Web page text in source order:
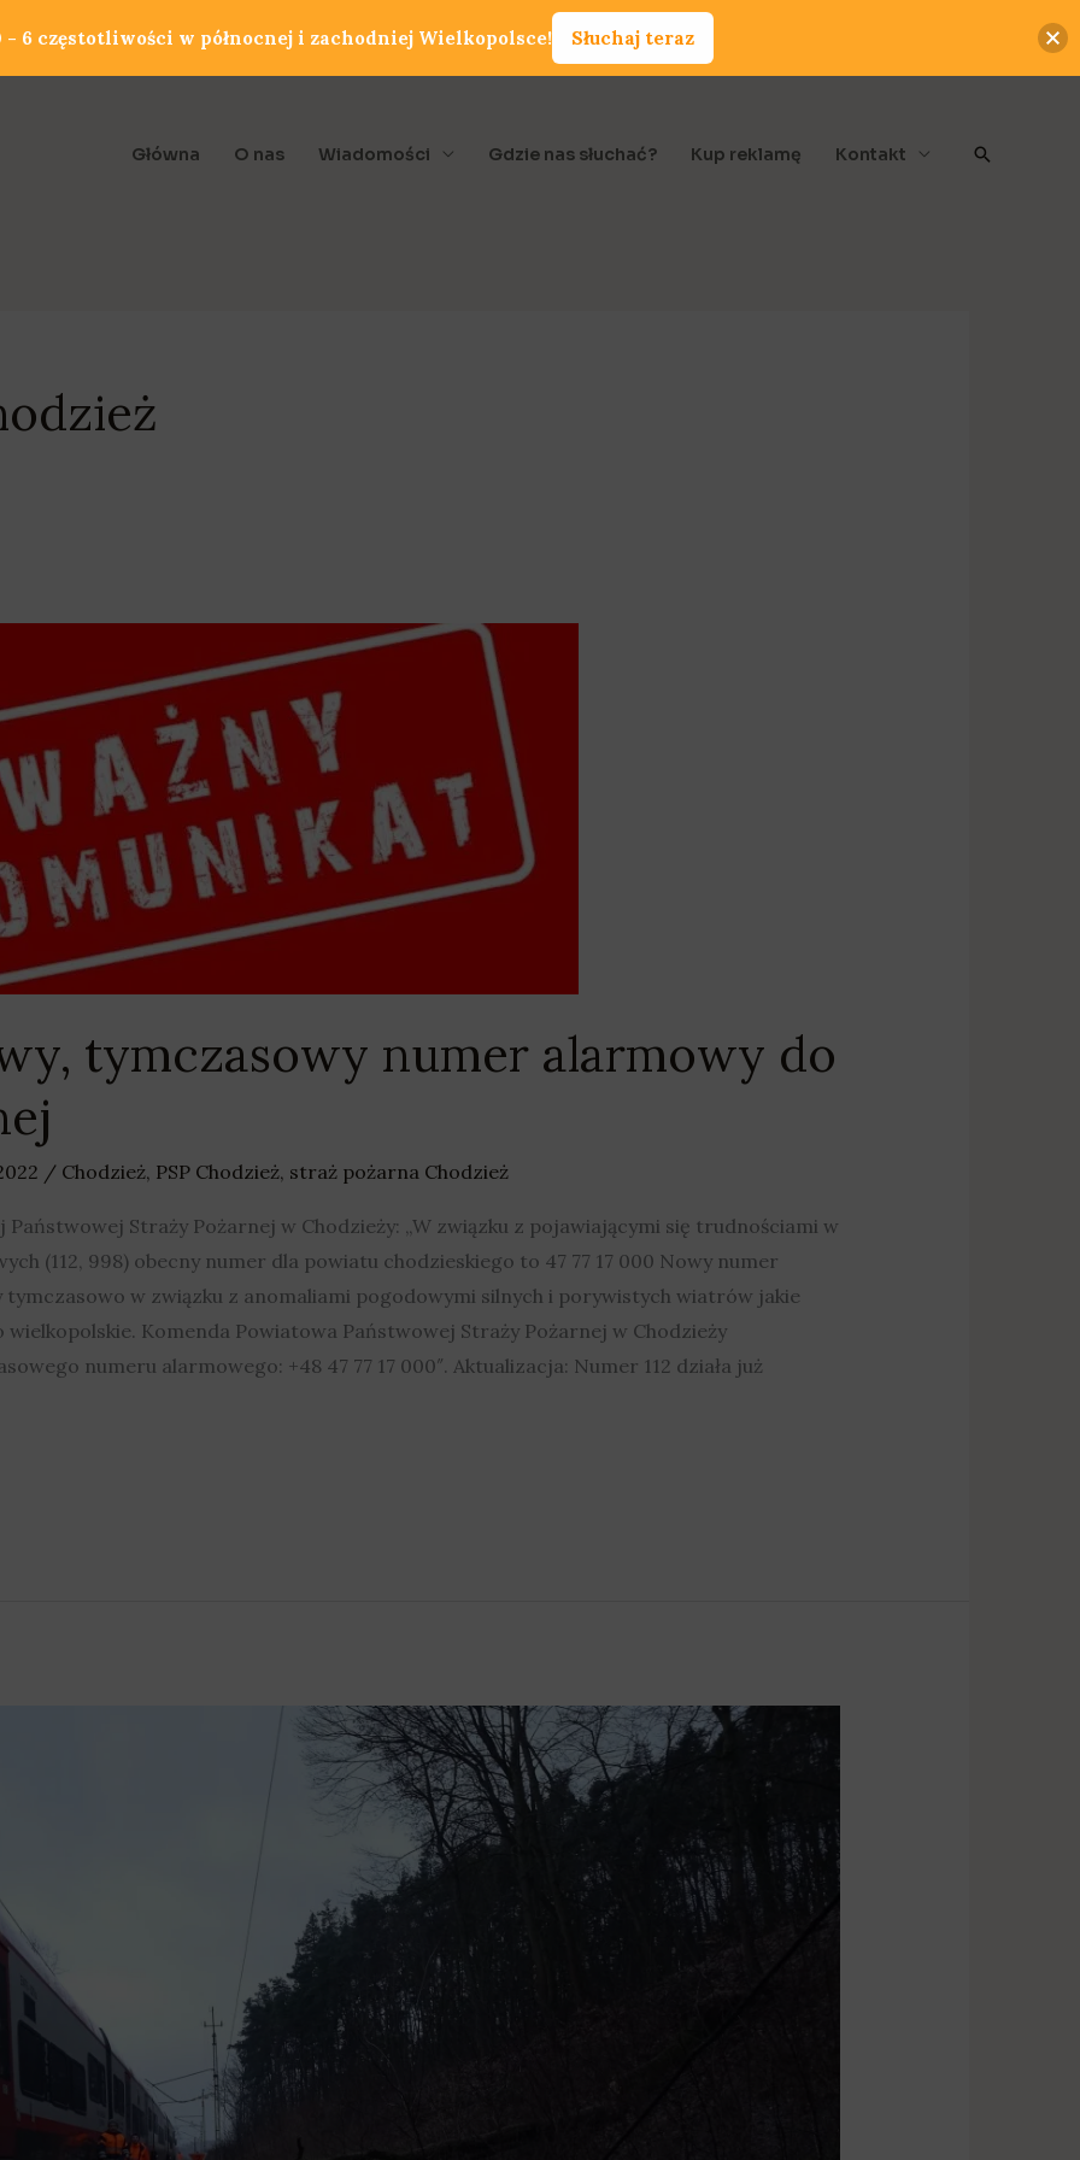
Główna O nas Wiadomości Gdzie nas słuchać? Kup reklamę Kontakt Szukaj
tymczasowy numer alarmowy do
/ Chodzież, PSP Chodzież, straż pożarna Chodzież
Straży Pożarnej w Chodzieży: „W związku z pojawiającymi się trudnościami w
(112, 998) obecny numer dla powiatu chodzieskiego to 47 77 17 000 Nowy numer
w związku z anomaliami pogodowymi silnych i porywistych wiatrów jakie
Komenda Powiatowa Państwowej Straży Pożarnej w Chodzieży
numeru alarmowego: +48 47 77 17 000″. Aktualizacja: Numer 112 działa już
6 częstotliwości w północnej i zachodniej Wielkopolsce! Słuchaj teraz